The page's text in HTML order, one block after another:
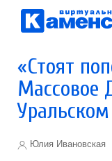
«Стоят
Массовое
Уральском
Юлия Ивановская